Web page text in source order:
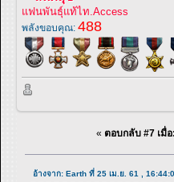
แฟนพันธุ์แท้ไท.Access
พลังขอบคุณ: 488
« ตอบกลับ #7 เมื่อ:
อ้างจาก: Earth ที่ 25 เม.ย. 61 ,